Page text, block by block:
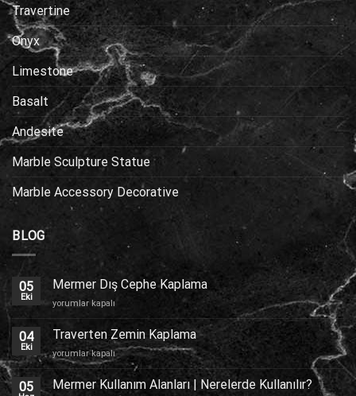
Travertine
Onyx
Limestone
Basalt
Andesite
Marble Sculpture Statue
Marble Accessory Decorative
BLOG
05
Eki
Mermer Dış Cephe Kaplama
Mermer
Dış
Cephe
Kaplama
için
yorumlar kapalı
04
Eki
Traverten Zemin Kaplama
Traverten
Zemin
Kaplama
yorumlar kapalı
05 Mermer Kullanım Alanları | Nerelerde Kullanılır?